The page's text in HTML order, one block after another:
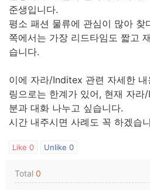
준생입니다.
평소 패션 물류에 관심이 많아
쪽에서는 가장 리드타임도 짧고
습니다.
이에 자라/Inditex 관련 자세한
링으로는 한계가 있어, 현재 자
분과 대화 나누고 싶습니다.
시간 내주시면 사례도 꼭 하겠습
Like 0 Unlike 0
Total 0